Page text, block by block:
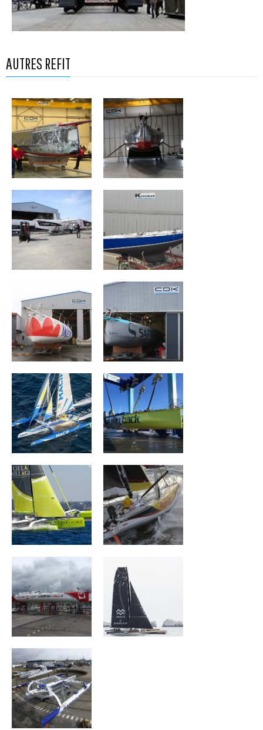
AUTRES REFIT
GROUPE APICIL
FenêtréA-Mix
Buffet
FRANCE I
Maître Coq Safran 2
TRIMARAN MACIF No Way Back
Célia Village
Cheminées
Poujoulat
Initiatives Coeur
MAXI TRIMARAN
SPINDRIFT 2
Banque
Poupulaire VII